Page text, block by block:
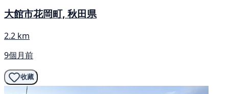
大館市花岡町, 秋田県
2.2 km
9個月前
收藏